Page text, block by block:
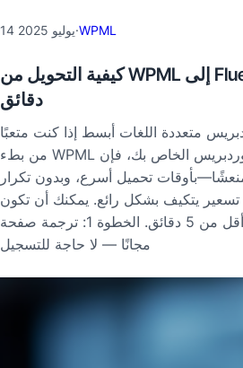
14 يوليو 2025·WPML
كيفية التحويل من WPML إلى FluentC في 5
دقائق
متعددة اللغات أبسط إذا كنت متعبًا
من بطء WPML لموقع ووردبريس الخاص بك، فإن FluentC
منعشًا—بأوقات تحميل أسرع، وبدون تكرار
تسعير يتكيف بشكل رائع. يمكنك أن تكون
جاهزًا وتعمل في أقل من 5 دقائق. الخطوة 1: ترجمة صفحة
مجانًا — لا حاجة للتسجيل